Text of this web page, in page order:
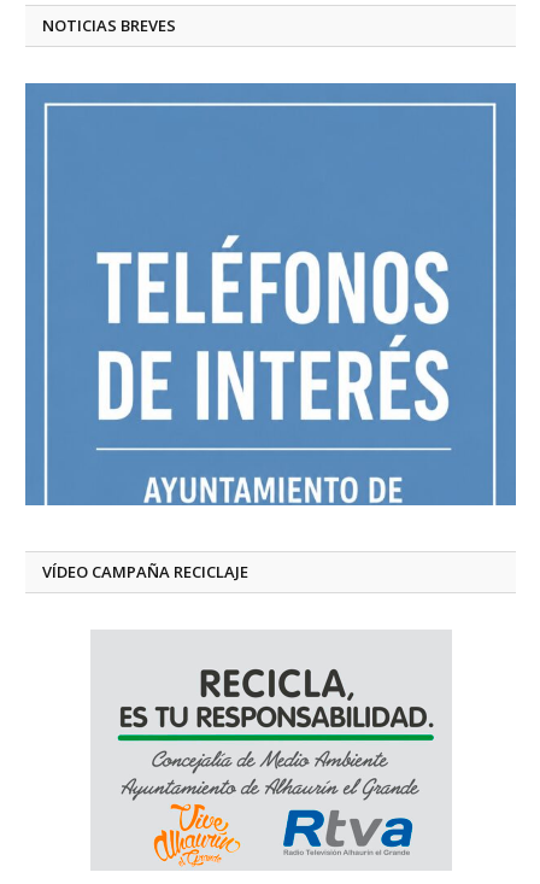
NOTICIAS BREVES
VÍDEO CAMPAÑA RECICLAJE